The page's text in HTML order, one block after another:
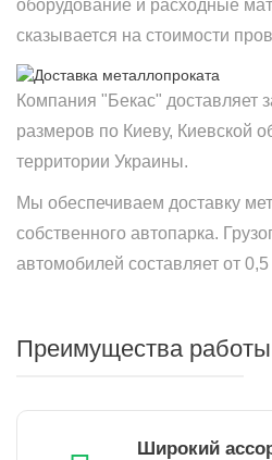
оборудование и расходные
сказывается на стоимости
Компания "Бекас" доставляет
размеров по Киеву, Киевской
территории Украины.
Мы обеспечиваем доставку
собственного автопарка.
автомобилей составляет от
Преимущества
Широкий